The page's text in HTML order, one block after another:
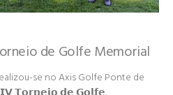
de Golfe Memorial
se no Axis Golfe Ponte de